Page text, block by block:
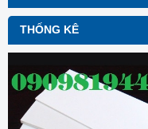
THỐNG KÊ